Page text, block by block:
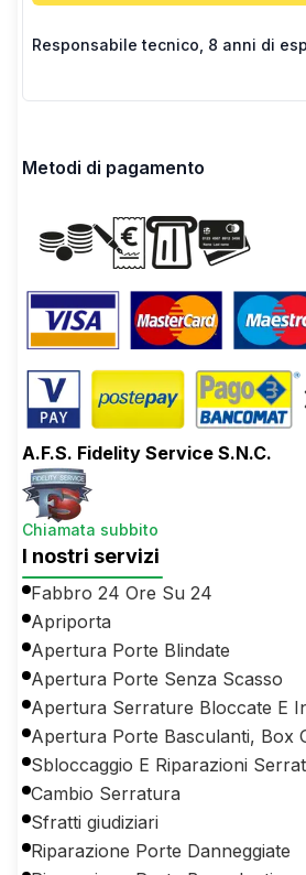
Responsabile tecnico 8 anni di
Metodi di pagamento
A.F.S. Fidelity Service S.N.C.
Chiamata subbito
I nostri servizi
Fabbro 24 Ore Su 24
Apriporta
Apertura Porte Blindate
Apertura Porte Senza Scasso
Apertura Serrature Bloccate E
Apertura Porte Basculanti, Box
Sbloccaggio E Riparazioni
Cambio Serratura
Sfratti giudiziari
Riparazione Porte Danneggiate